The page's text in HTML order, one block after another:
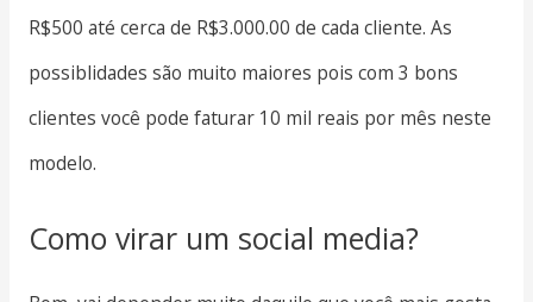
R$500 até cerca de R$3.000.00 de cada cliente. As
possiblidades são muito maiores pois com 3 bons
clientes você pode faturar 10 mil reais por mês neste
modelo.
Como virar um social media?